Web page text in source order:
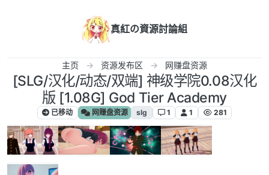
真紅の資源討論組
主页 资源发布区 网赚盘资源
[SLG/汉化/动态/双端] 神级学院0.08汉化
版 [1.08G] God Tier Academy
已移动 网赚盘资源 slg 1 1 281